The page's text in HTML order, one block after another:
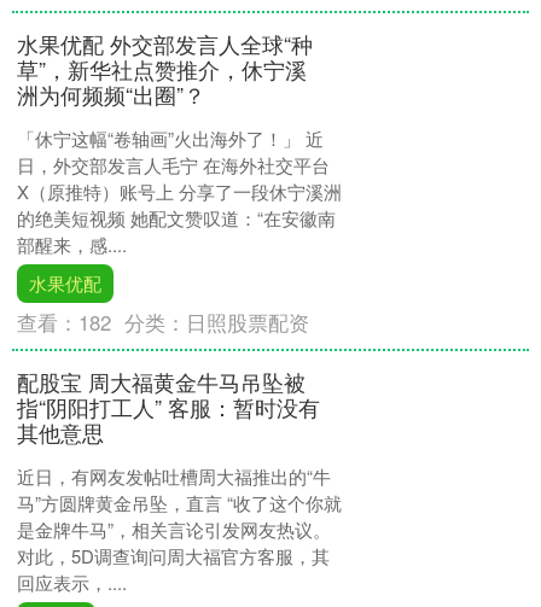
水果优配 外交部发言人全球“种
草”，新华社点赞推介，休宁溪
洲为何频频“出圈”？
「休宁这幅“卷轴画”火出海外了！」 近
日，外交部发言人毛宁 在海外社交平台
X（原推特）账号上 分享了一段休宁溪洲
的绝美短视频 她配文赞叹道：“在安徽南
部醒来，感....
水果优配
查看： 182 分类： 日照股票配资
配股宝 周大福黄金牛马吊坠被
指“阴阳打工人” 客服：暂时没有
其他意思
近日，有网友发帖吐槽周大福推出的“牛
马”方圆牌黄金吊坠，直言 “收了这个你就
是金牌牛马”，相关言论引发网友热议。
对此，5D调查询问周大福官方客服，其
回应表示，....